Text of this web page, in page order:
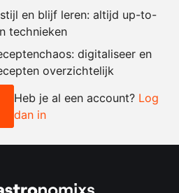
+
2x
en blijf leren: altijd up-to-
technieken
digitaliseer en
overzichtelijk
Heb je al een account? Log
dan in